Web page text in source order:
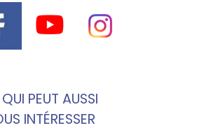
PEUT AUSSI
INTÉRESSER